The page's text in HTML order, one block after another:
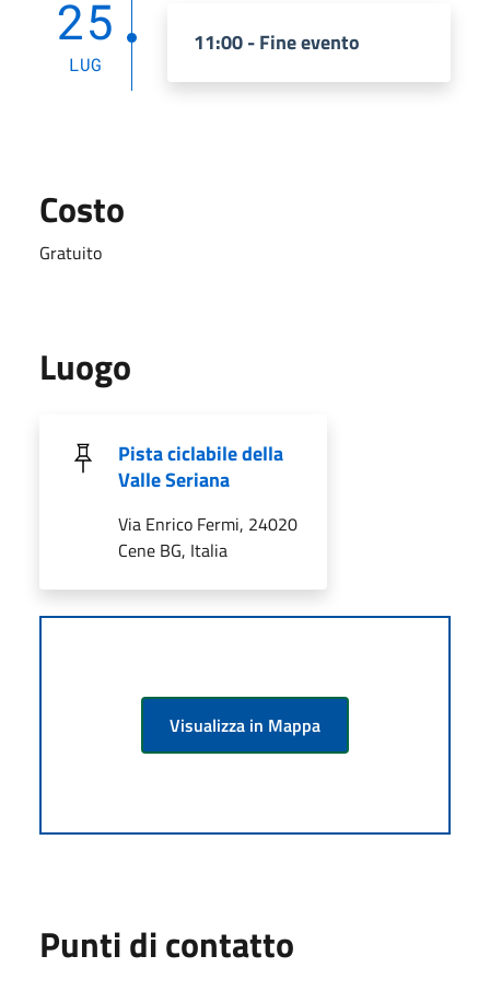
25
LUG
11:00 - Fine evento
Costo
Gratuito
Luogo
Pista ciclabile della
Valle Seriana
Via Enrico Fermi, 24020
Cene BG, Italia
Visualizza in Mappa
Punti di contatto